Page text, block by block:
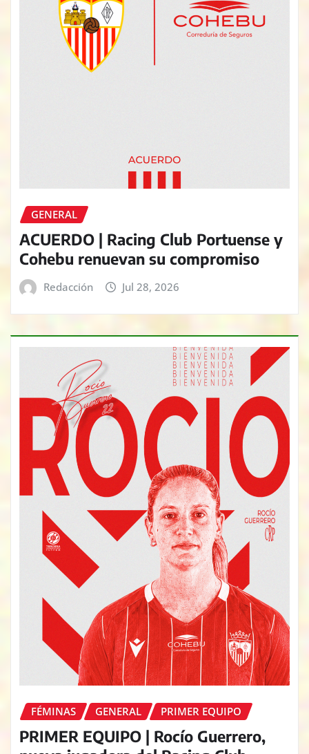
GENERAL
ACUERDO | Racing Club Portuense y
Cohebu renuevan su compromiso
Redacción Jul 28, 2026
FÉMINAS GENERAL PRIMER EQUIPO
PRIMER EQUIPO | Rocío Guerrero,